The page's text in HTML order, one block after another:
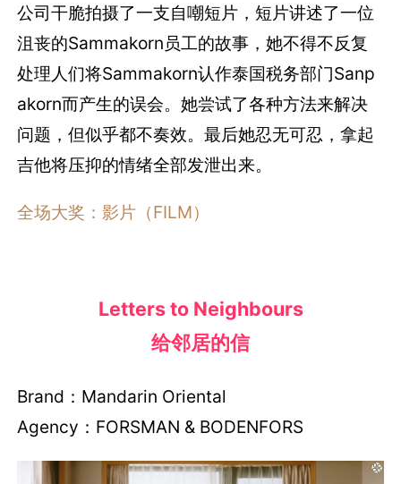
公司干脆拍摄了一支自嘲短片，短片讲述了一位
沮丧的Sammakorn员工的故事，她不得不反复
处理人们将Sammakorn认作泰国税务部门Sanp
akorn而产生的误会。她尝试了各种方法来解决
问题，但似乎都不奏效。最后她忍无可忍，拿起
吉他将压抑的情绪全部发泄出来。
全场大奖：影片（FILM）
Letters to Neighbours
给邻居的信
Brand：Mandarin Oriental
Agency：FORSMAN & BODENFORS